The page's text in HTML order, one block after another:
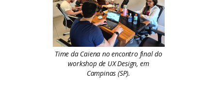
Time da Caiena no encontro final do
workshop de UX Design, em
Campinas (SP).